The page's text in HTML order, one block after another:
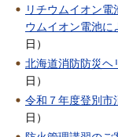
リチウムイオン
ウムイオン電池に
日 ）
北海道消防防災ヘ
日 ）
令和７年度登別市
日 ）